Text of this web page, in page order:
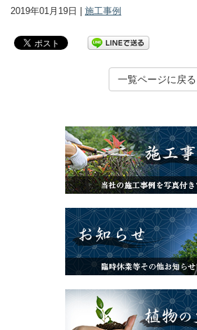
2019年01月19日 | 施工事例
一覧ページに戻る